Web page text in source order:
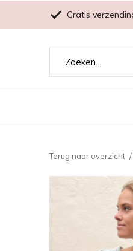
Gratis
Terug naar overzicht